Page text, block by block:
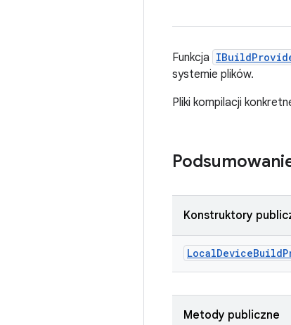
Funkcja
systemie plików.
Pliki kompilacji
Konstruktory
LocalDeviceBuild
Metody publiczne